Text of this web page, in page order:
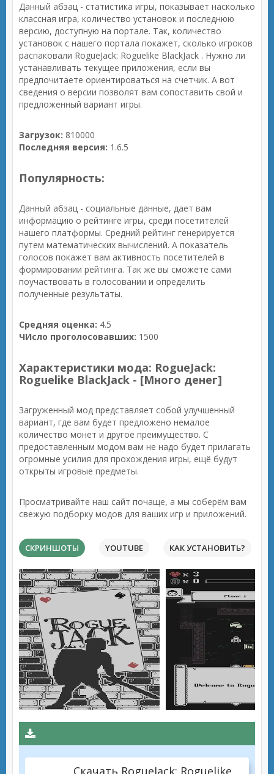
Данный абзац - статистика игры, показывает насколько
классная игра, количество установок и последнюю
версию, доступную на портале. Так, количество
установок с нашего портала покажет, сколько игроков
распаковали RogueJack: Roguelike BlackJack . Нужно ли
устанавливать текущее приложения, если вы
предпочитаете ориентироваться на счетчик. А вот
сведения о версии позволят вам сопоставить свой и
предложенный вариант игры.
Загрузок: 810000
Последняя версия: 1.6.5
Популярность:
Данный абзац - социальные данные, дает вам
информацию о рейтинге игры, среди посетителей
нашего платформы. Средний рейтинг генерируется
путем математических вычислений. А показатель
голосов покажет вам активность посетителей в
формировании рейтинга. Так же вы сможете сами
поучаствовать в голосовании и определить
полученные результаты.
Средняя оценка: 4.5
ЧИсло проголосовавших: 1500
Характеристики мода: RogueJack:
Roguelike BlackJack - [Много денег]
Загруженный мод представляет собой улучшенный
вариант, где вам будет предложено немалое
количество монет и другое преимущество. С
предоставленным модом вам не надо будет прилагать
огромные усилия для прохождения игры, ещё будут
открыты игровые предметы.
Просматривайте наш сайт почаще, а мы соберём вам
свежую подборку модов для ваших игр и приложений.
СКРИНШОТЫ YOUTUBE КАК УСТАНОВИТЬ?
Скачать RogueJack: Roguelike